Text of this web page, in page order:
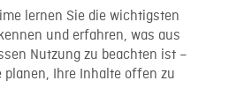
lernen Sie die wichtigsten
und erfahren, was aus
Nutzung zu beachten ist –
planen, Ihre Inhalte offen zu